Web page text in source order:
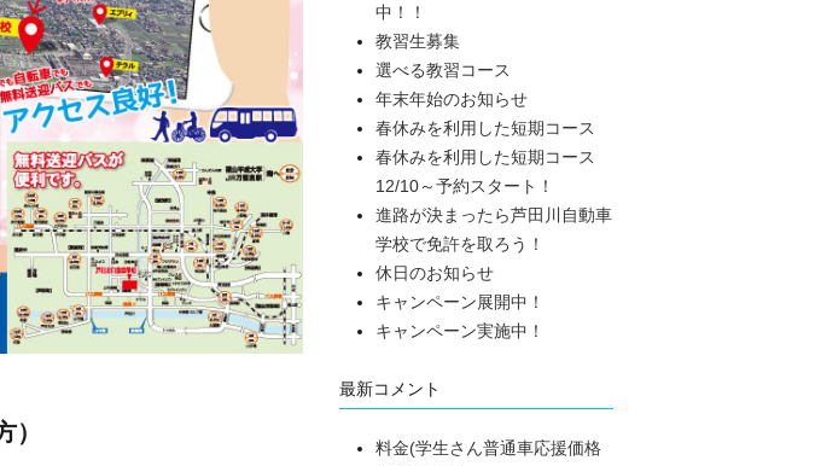
中！！
教習生募集
選べる教習コース
年末年始のお知らせ
春休みを利用した短期コース
春休みを利用した短期コース
12/10～予約スタート！
進路が決まったら芦田川自動車
学校で免許を取ろう！
休日のお知らせ
キャンペーン展開中！
キャンペーン実施中！
最新コメント
料金(学生さん普通車応援価格